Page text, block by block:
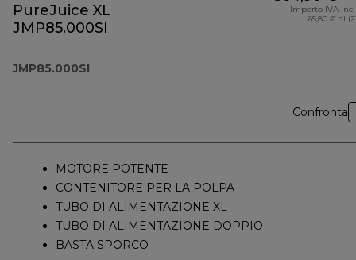
PureJuice XL
JMP85.000SI
JMP85.000SI
Importo IVA
65,80 € di
Confronta
MOTORE POTENTE
CONTENITORE PER LA POLPA
TUBO DI ALIMENTAZIONE XL
TUBO DI ALIMENTAZIONE DOPPIO
BASTA SPORCO